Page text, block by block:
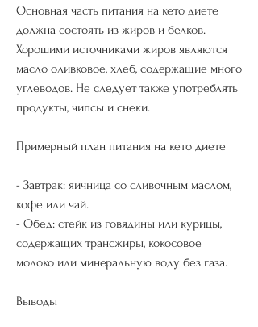
Основная часть питания на кето диете
должна состоять из жиров и белков.
Хорошими источниками жиров являются
масло оливковое, хлеб, содержащие много
углеводов. Не следует также употреблять
продукты, чипсы и снеки.
Примерный план питания на кето диете
- Завтрак: яичница со сливочным маслом,
кофе или чай.
- Обед: стейк из говядины или курицы,
содержащих трансжиры, кокосовое
молоко или минеральную воду без газа.
Выводы